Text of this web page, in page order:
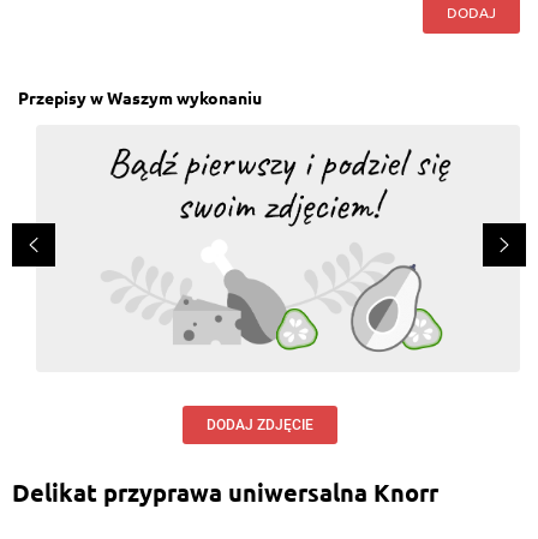
DODAJ
Przepisy w Waszym wykonaniu
DODAJ ZDJĘCIE
Delikat przyprawa uniwersalna Knorr